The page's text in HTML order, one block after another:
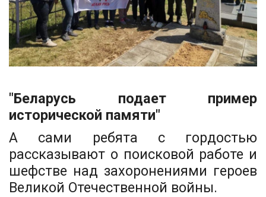
"Беларусь подает пример
исторической памяти"
А сами ребята с гордостью
рассказывают о поисковой работе и
шефстве над захоронениями героев
Великой Отечественной войны.